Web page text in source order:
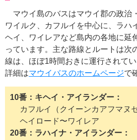
マウイ島のバスはマウイ郡の政治
ワイルク、カフルイを中心に、ラハ
ヘイ、ワイレアなど島内の各地に延
っています。主な路線とルートは次
線は、ほぼ1時間おきに運行されて
詳細はマウイバスのホームページで
10番：キヘイ・アイランダー
カフルイ（クイーンカアフマヌ
ヘイロード〜ワイレア
20番：ラハイナ・アイランダー